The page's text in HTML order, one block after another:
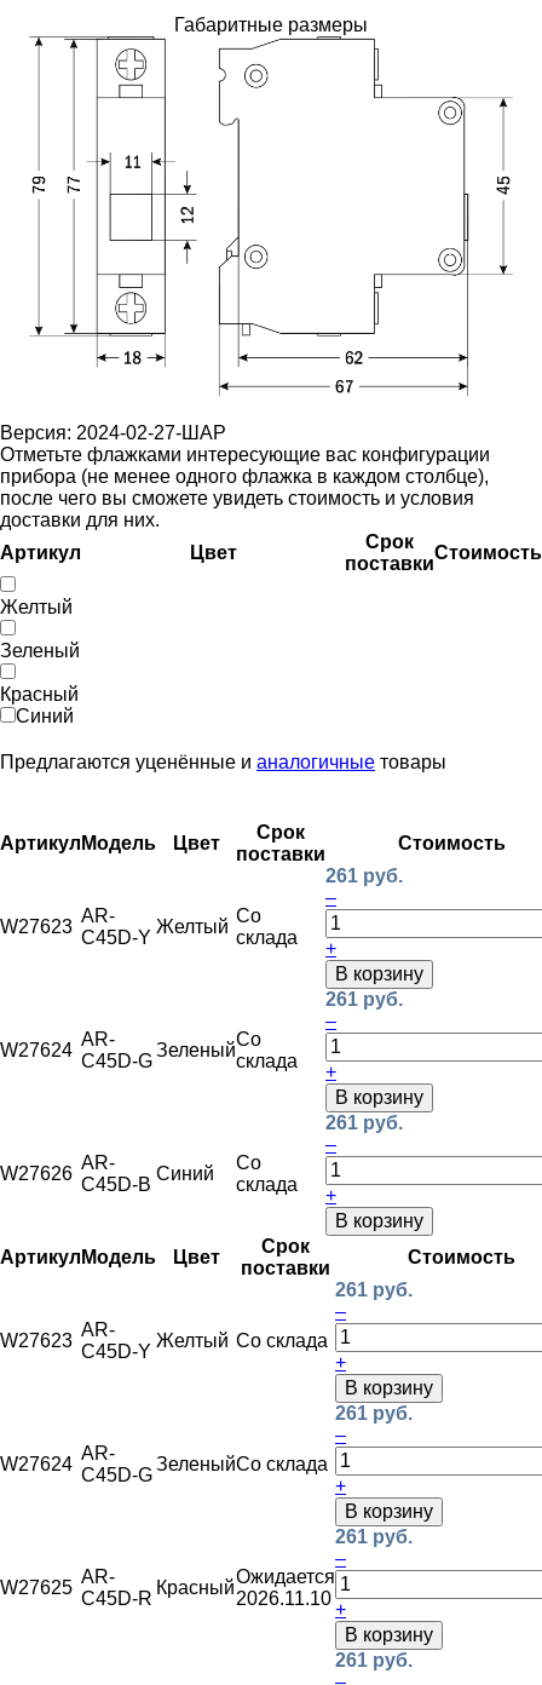
Габаритные размеры
Версия: 2024-02-27-ШАР
Отметьте флажками интересующие вас конфигурации
прибора (не менее одного флажка в каждом столбце),
после чего вы сможете увидеть стоимость и условия
доставки для них.
Артикул
Цвет
Срок
поставки
Стоимость
Желтый
Зеленый
Красный
Синий
Предлагаются уценённые и аналогичные товары
Артикул Модель Цвет
Срок
поставки
Стоимость
W27623
AR-
C45D-Y
Желтый
Со
склада
261 руб.
–
+
В корзину
W27624
AR-
C45D-G
Зеленый
Со
склада
261 руб.
–
+
В корзину
W27626
AR-
C45D-B
Синий
Со
склада
261 руб.
–
+
В корзину
Артикул Модель Цвет
Срок
поставки
Стоимость
W27623
AR-
C45D-Y
Желтый Со склада
261 руб.
–
+
В корзину
W27624
AR-
C45D-G
ЗеленыйСо склада
261 руб.
–
+
В корзину
W27625
AR-
C45D-R
Красный
Ожидается
2026.11.10
261 руб.
–
+
В корзину
261 руб.